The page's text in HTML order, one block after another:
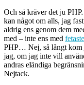
Och så kräver det ju
kan något om alls, jag
aldrig ens genom dem
med – inte ens med
PHP… Nej, så långt kom
jag, om jag inte vill
andras eländiga
Nejtack.